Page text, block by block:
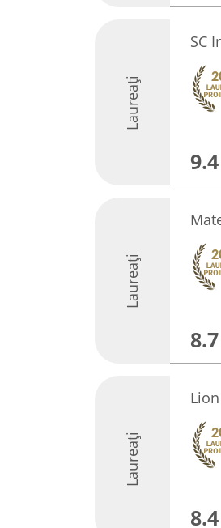
Laureați
SC
9.4
Laureați
8.7
Laureați
8.4